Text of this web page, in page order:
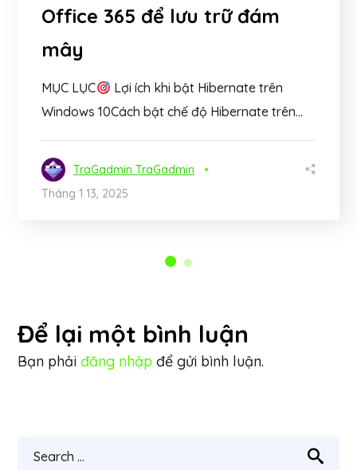
Office 365 để lưu trữ đám
mây
MỤC LỤC
Lợi ích khi bật Hibernate trên
Windows 10Cách bật chế độ Hibernate trên...
TraGadmin TraGadmin
Tháng 1 13, 2025
Để lại một bình luận
Bạn phảiđăng nhập để gửi bình luận.